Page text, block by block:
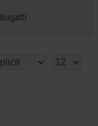
Bugatti